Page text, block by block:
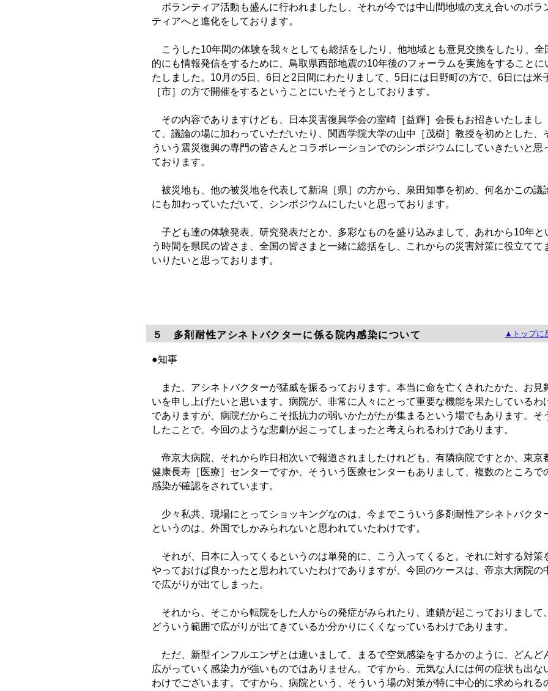
ボランティア活動も盛んに行われましたし、それが今では中山間地域の支え合いのボラ
ティアへと進化をしております。
こうした10年間の体験を我々としても総括をしたり、他地域とも意見交換をしたり、全
的にも情報発信をするために、鳥取県西部地震の10年後のフォーラムを実施をすることに
たしました。10月の5日、6日と2日間にわたりまして、5日には日野町の方で、6日には米
［市］の方で開催をするということにいたそうとしております。
その内容でありますけども、日本災害復興学会の室崎［益輝］会長もお招きいたしまし
て、議論の場に加わっていただいたり、関西学院大学の山中［茂樹］教授を初めとした、
ういう震災復興の専門の皆さんとコラボレーションでのシンポジウムにしていきたいと思
ております。
被災地も、他の被災地を代表して新潟［県］の方から、泉田知事を初め、何名かこの議
にも加わっていただいて、シンポジウムにしたいと思っております。
子ども達の体験発表、研究発表だとか、多彩なものを盛り込みまして、あれから10年と
う時間を県民の皆さま、全国の皆さまと一緒に総括をし、これからの災害対策に役立てて
いりたいと思っております。
５ 多剤耐性アシネトバクターに係る院内感染について ▲トップに
●知事
また、アシネトバクターが猛威を振るっております。本当に命を亡くされたかた、お見
いを申し上げたいと思います。病院が、非常に人々にとって重要な機能を果たしているわ
でありますが、病院だからこそ抵抗力の弱いかたがたが集まるという場でもあります。そ
したことで、今回のような悲劇が起こってしまったと考えられるわけであります。
帝京大病院、それから昨日相次いで報道されましたけれども、有隣病院ですとか、東京
健康長寿［医療］センターですか、そういう医療センターもありまして、複数のところで
感染が確認をされています。
少々私共、現場にとってショッキングなのは、今までこういう多剤耐性アシネトバクタ
というのは、外国でしかみられないと思われていたわけです。
それが、日本に入ってくるというのは単発的に、こう入ってくると。それに対する対策
やっておけば良かったと思われていたわけでありますが、今回のケースは、帝京大病院の
で広がりが出てしまった。
それから、そこから転院をした人からの発症がみられたり、連鎖が起こっておりまして、
どういう範囲で広がりが出てきているか分かりにくくなっているわけであります。
ただ、新型インフルエンザとは違いまして、まるで空気感染をするかのように、どんど
広がっていく感染力が強いものではありません。ですから、元気な人には何の症状も出な
わけでございます。ですから、病院という、そういう場の対策が特に中心的に求められる